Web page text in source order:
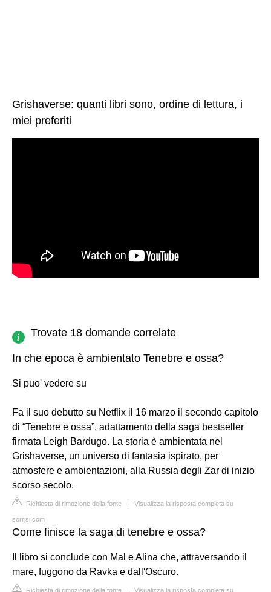
Grishaverse: quanti libri sono, ordine di lettura, i
miei preferiti
Trovate 18 domande correlate
In che epoca è ambientato Tenebre e ossa?
Si puo' vedere su
Fa il suo debutto su Netflix il 16 marzo il secondo capitolo
di “Tenebre e ossa”, adattamento della saga bestseller
firmata Leigh Bardugo. La storia è ambientata nel
Grishaverse, un universo di fantasia ispirato, per
atmosfere e ambientazioni, alla Russia degli Zar di inizio
scorso secolo.
Richiesta di rimozione della fonte | Visualizza la risposta completa su
sorrisi.com
Come finisce la saga di tenebre e ossa?
Il libro si conclude con Mal e Alina che, attraversando il
mare, fuggono da Ravka e dall'Oscuro.
Richiesta di rimozione della fonte | Visualizza la risposta completa su